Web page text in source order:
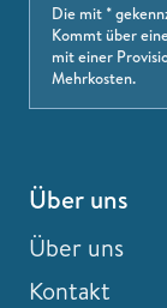
Die mit *
Kommt über
mit einer
Mehrkosten.
Über uns
Über uns
Kontakt